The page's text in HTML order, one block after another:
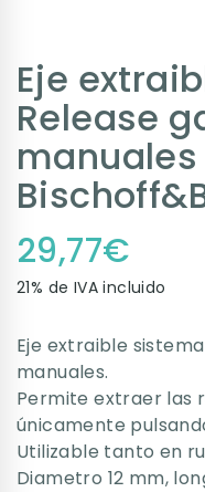
Eje
Release
manuales
29,77€
21% de IVA incluido
Eje extraible
manuales.
Permite extraer las
únicamente
Utilizable tanto en
Diametro 12 mm,